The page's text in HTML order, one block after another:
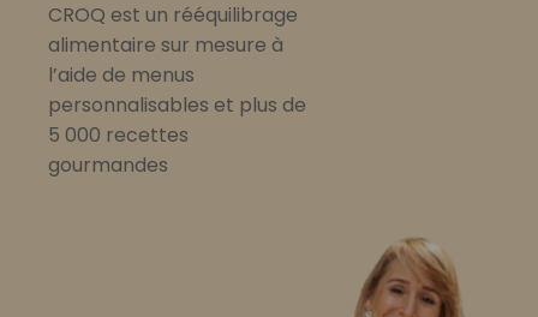
CROQ est un rééquilibrage
alimentaire sur mesure à
l’aide de menus
personnalisables et plus de
5 000 recettes
gourmandes